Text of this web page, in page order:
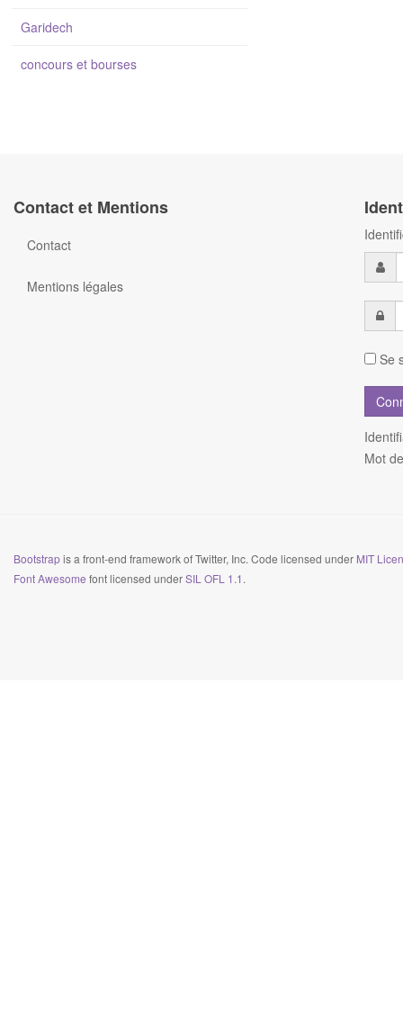
Garidech
concours et bourses
Contact et Mentions
Contact
Mentions légales
Se
Mot
Bootstrapis a front-end framework of Twitter, Inc. Code licensed under MIT
Font Awesome font licensed underSIL OFL 1.1 .